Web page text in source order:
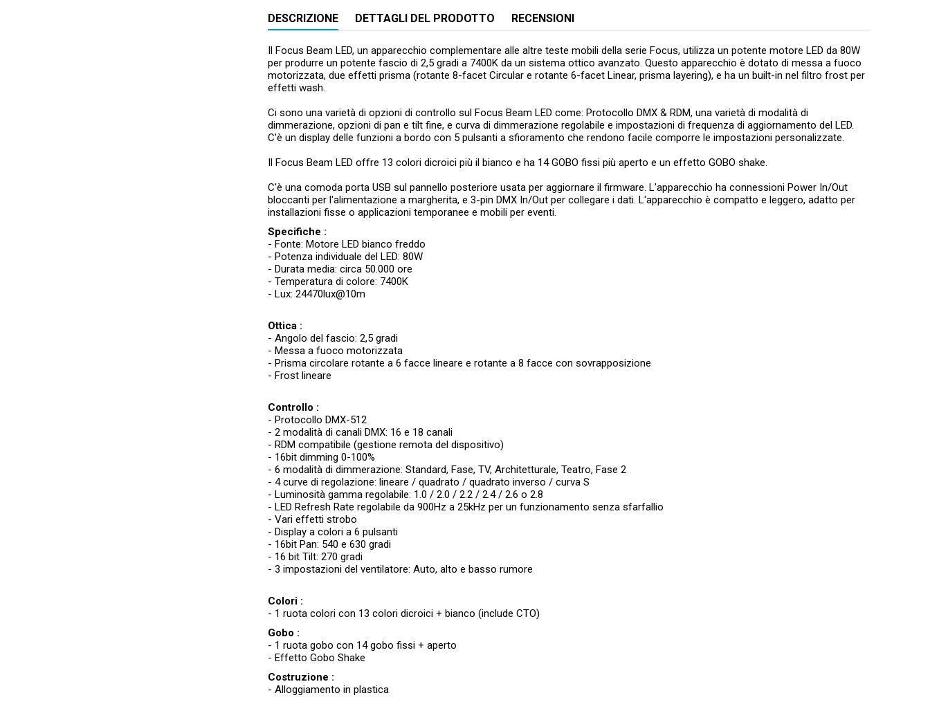
DESCRIZIONE DETTAGLI DEL PRODOTTO RECENSIONI
Il Focus Beam LED, un apparecchio complementare alle altre teste mobili della serie Focus, utilizza un potente motore LED da 80W
per produrre un potente fascio di 2,5 gradi a 7400K da un sistema ottico avanzato. Questo apparecchio è dotato di messa a fuoco
motorizzata, due effetti prisma (rotante 8-facet Circular e rotante 6-facet Linear, prisma layering), e ha un built-in nel filtro frost per
effetti wash.
Ci sono una varietà di opzioni di controllo sul Focus Beam LED come: Protocollo DMX & RDM, una varietà di modalità di
dimmerazione, opzioni di pan e tilt fine, e curva di dimmerazione regolabile e impostazioni di frequenza di aggiornamento del LED.
C'è un display delle funzioni a bordo con 5 pulsanti a sfioramento che rendono facile comporre le impostazioni personalizzate.
Il Focus Beam LED offre 13 colori dicroici più il bianco e ha 14 GOBO fissi più aperto e un effetto GOBO shake.
C'è una comoda porta USB sul pannello posteriore usata per aggiornare il firmware. L'apparecchio ha connessioni Power In/Out
bloccanti per l'alimentazione a margherita, e 3-pin DMX In/Out per collegare i dati. L'apparecchio è compatto e leggero, adatto per
installazioni fisse o applicazioni temporanee e mobili per eventi.
Specifiche :
- Fonte: Motore LED bianco freddo
- Potenza individuale del LED: 80W
- Durata media: circa 50.000 ore
- Temperatura di colore: 7400K
- Lux: 24470lux@10m
Ottica :
- Angolo del fascio: 2,5 gradi
- Messa a fuoco motorizzata
- Prisma circolare rotante a 6 facce lineare e rotante a 8 facce con sovrapposizione
- Frost lineare
Controllo :
- Protocollo DMX-512
- 2 modalità di canali DMX: 16 e 18 canali
- RDM compatibile (gestione remota del dispositivo)
- 16bit dimming 0-100%
- 6 modalità di dimmerazione: Standard, Fase, TV, Architetturale, Teatro, Fase 2
- 4 curve di regolazione: lineare / quadrato / quadrato inverso / curva S
- Luminosità gamma regolabile: 1.0 / 2.0 / 2.2 / 2.4 / 2.6 o 2.8
- LED Refresh Rate regolabile da 900Hz a 25kHz per un funzionamento senza sfarfallio
- Vari effetti strobo
- Display a colori a 6 pulsanti
- 16bit Pan: 540 e 630 gradi
- 16 bit Tilt: 270 gradi
- 3 impostazioni del ventilatore: Auto, alto e basso rumore
Colori :
- 1 ruota colori con 13 colori dicroici + bianco (include CTO)
Gobo :
- 1 ruota gobo con 14 gobo fissi + aperto
- Effetto Gobo Shake
Costruzione :
- Alloggiamento in plastica